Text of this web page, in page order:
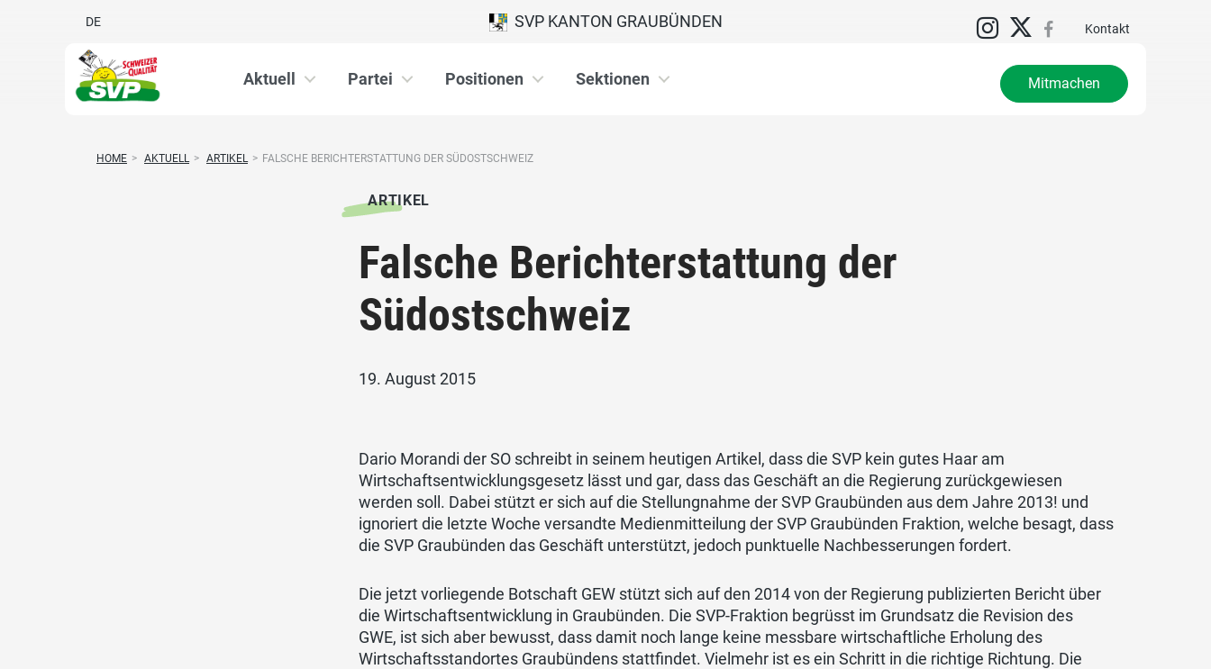
DE Kontakt
SVP KANTON GRAUBÜNDEN
Aktuell Partei Positionen Sektionen Mitmachen
HOME > AKTUELL > ARTIKEL > FALSCHE BERICHTERSTATTUNG DER SÜDOSTSCHWEIZ
ARTIKEL
Falsche Berichterstattung der
Südostschweiz
19. August 2015
Dario Morandi der SO schreibt in seinem heutigen Artikel, dass die SVP kein gutes Haar am
Wirtschaftsentwicklungsgesetz lässt und gar, dass das Geschäft an die Regierung zurückgewiesen
werden soll. Dabei stützt er sich auf die Stellungnahme der SVP Graubünden aus dem Jahre 2013! und
ignoriert die letzte Woche versandte Medienmitteilung der SVP Graubünden Fraktion, welche besagt, dass
die SVP Graubünden das Geschäft unterstützt, jedoch punktuelle Nachbesserungen fordert.
Die jetzt vorliegende Botschaft GEW stützt sich auf den 2014 von der Regierung publizierten Bericht über
die Wirtschaftsentwicklung in Graubünden. Die SVP-Fraktion begrüsst im Grundsatz die Revision des
GWE, ist sich aber bewusst, dass damit noch lange keine messbare wirtschaftliche Erholung des
Wirtschaftsstandortes Graubündens stattfindet. Vielmehr ist es ein Schritt in die richtige Richtung. Die